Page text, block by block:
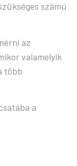
számú
az
valamelyik
több
a